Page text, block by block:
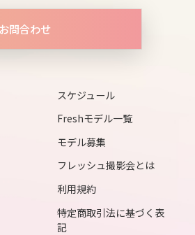
お問合わせ
スケジュール
Freshモデル一覧
モデル募集
フレッシュ撮影会とは
利用規約
特定商取引法に基づく表
記